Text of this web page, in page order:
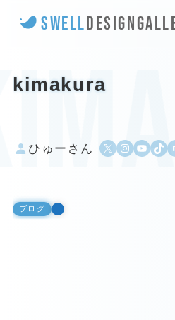
SWELLDESIGN
kimakura
ひゅーさん X
ブログ